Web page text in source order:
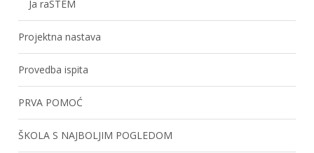
Ja raSTEM
Projektna nastava
Provedba ispita
PRVA POMOĆ
ŠKOLA S NAJBOLJIM POGLEDOM